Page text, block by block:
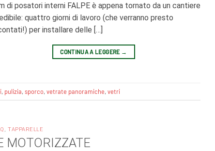
di posatori interni FALPE è appena tornato da un cantiere
quattro giorni di lavoro (che verranno presto
per installare delle […]
CONTINUA A LEGGERE →
, pulizia,sporco,vetrate panoramiche,vetri
, TAPPARELLE
MOTORIZZATE